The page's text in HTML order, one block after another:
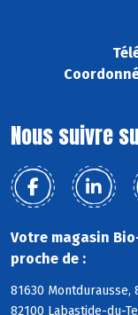
Nous suivre
Votre magasin
proche de :
81630 Montdurausse,
82100 Labastide-du-